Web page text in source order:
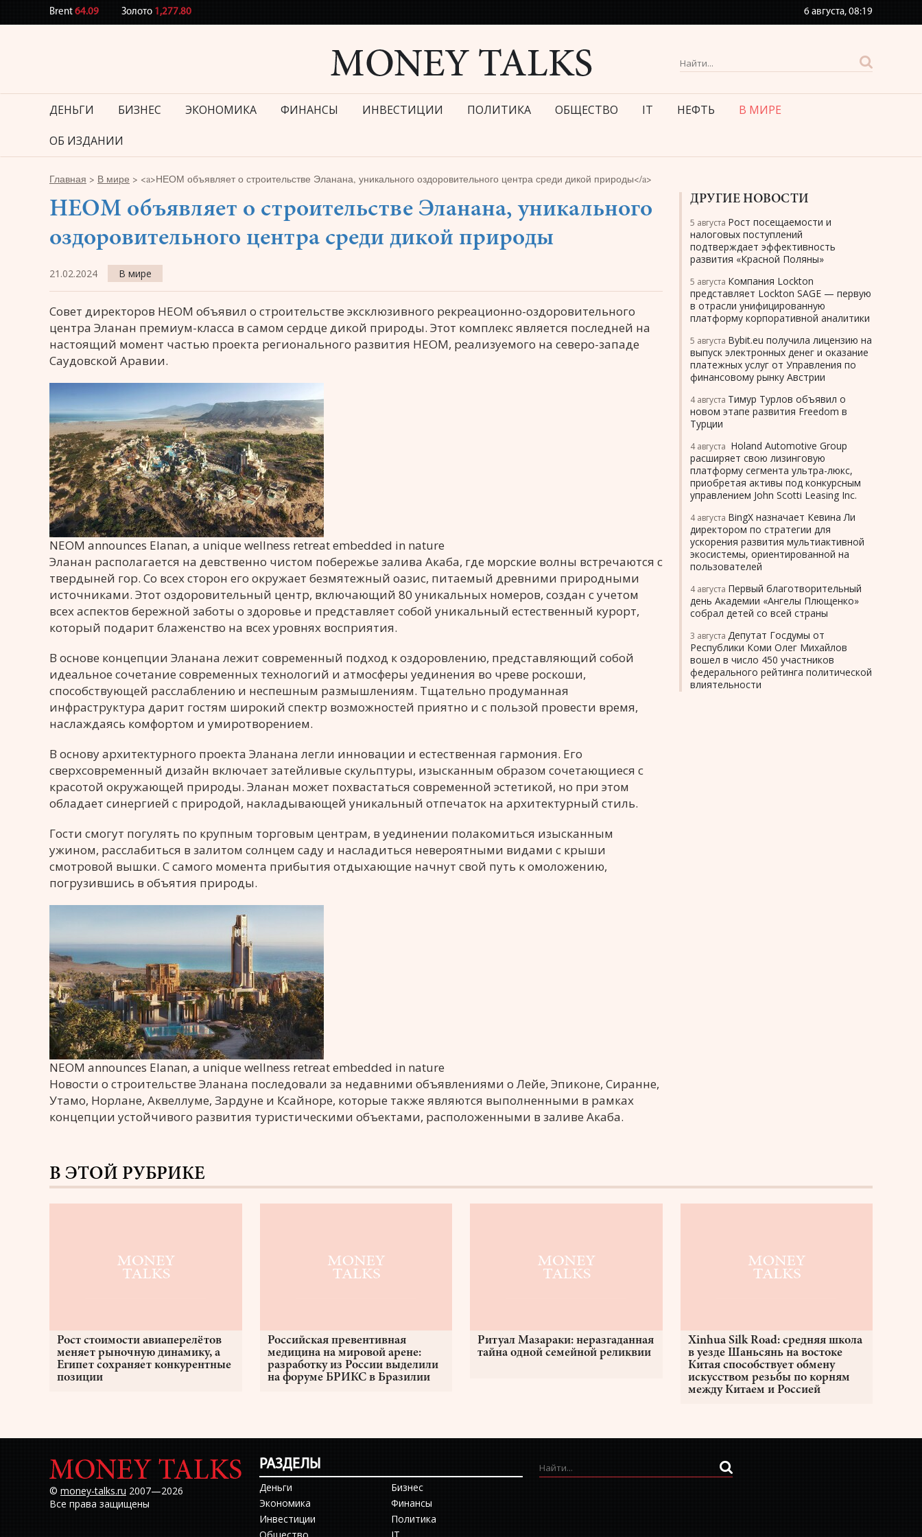
Brent64.09 Золото1,277.80 6 августа,08:19
ДЕНЬГИ БИЗНЕС ЭКОНОМИКА ФИНАНСЫ ИНВЕСТИЦИИ ПОЛИТИКА ОБЩЕСТВО IT НЕФТЬ В МИРЕ
ОБ ИЗДАНИИ
Главная > В мире > <a>НЕОМ объявляет о строительстве Эланана, уникального оздоровительного центра среди дикой природы</a>
НЕОМ объявляет о строительстве Эланана, уникального
оздоровительного центра среди дикой природы
21.02.2024 В мире
Совет директоров НЕОМ объявил о строительстве эксклюзивного рекреационно-оздоровительного
центра Эланан премиум-класса в самом сердце дикой природы. Этот комплекс является последней на
настоящий момент частью проекта регионального развития НЕОМ, реализуемого на северо-западе
Саудовской Аравии.
NEOM announces Elanan, a unique wellness retreat embedded in nature
Эланан располагается на девственно чистом побережье залива Акаба, где морские волны встречаются с
твердыней гор. Со всех сторон его окружает безмятежный оазис, питаемый древними природными
источниками. Этот оздоровительный центр, включающий 80 уникальных номеров, создан с учетом
всех аспектов бережной заботы о здоровье и представляет собой уникальный естественный курорт,
который подарит блаженство на всех уровнях восприятия.
В основе концепции Эланана лежит современный подход к оздоровлению, представляющий собой
идеальное сочетание современных технологий и атмосферы уединения во чреве роскоши,
способствующей расслаблению и неспешным размышлениям. Тщательно продуманная
инфраструктура дарит гостям широкий спектр возможностей приятно и с пользой провести время,
наслаждаясь комфортом и умиротворением.
В основу архитектурного проекта Эланана легли инновации и естественная гармония. Его
сверхсовременный дизайн включает затейливые скульптуры, изысканным образом сочетающиеся с
красотой окружающей природы. Эланан может похвастаться современной эстетикой, но при этом
обладает синергией с природой, накладывающей уникальный отпечаток на архитектурный стиль.
Гости смогут погулять по крупным торговым центрам, в уединении полакомиться изысканным
ужином, расслабиться в залитом солнцем саду и насладиться невероятными видами с крыши
смотровой вышки. С самого момента прибытия отдыхающие начнут свой путь к омоложению,
погрузившись в объятия природы.
NEOM announces Elanan, a unique wellness retreat embedded in nature
Новости о строительстве Эланана последовали за недавними объявлениями о Лейе, Эпиконе, Сиранне,
Утамо, Норлане, Аквеллуме, Зардуне и Ксайноре, которые также являются выполненными в рамках
концепции устойчивого развития туристическими объектами, расположенными в заливе Акаба.
ДРУГИЕ НОВОСТИ
5 августа Рост посещаемости и
налоговых поступлений
подтверждает эффективность
развития «Красной Поляны»
5 августа Компания Lockton
представляет Lockton SAGE — первую
в отрасли унифицированную
платформу корпоративной аналитики
5 августа Bybit.eu получила лицензию на
выпуск электронных денег и оказание
платежных услуг от Управления по
финансовому рынку Австрии
4 августа Тимур Турлов объявил о
новом этапе развития Freedom в
Турции
4 августа Holand Automotive Group
расширяет свою лизинговую
платформу сегмента ультра-люкс,
приобретая активы под конкурсным
управлением John Scotti Leasing Inc.
4 августа BingX назначает Кевина Ли
директором по стратегии для
ускорения развития мультиактивной
экосистемы, ориентированной на
пользователей
4 августа Первый благотворительный
день Академии «Ангелы Плющенко»
собрал детей со всей страны
3 августа Депутат Госдумы от
Республики Коми Олег Михайлов
вошел в число 450 участников
федерального рейтинга политической
влиятельности
В ЭТОЙ РУБРИКЕ
Рост стоимости авиаперелётов
меняет рыночную динамику, а
Египет сохраняет конкурентные
позиции
Российская превентивная
медицина на мировой арене:
разработку из России выделили
на форуме БРИКС в Бразилии
Ритуал Мазараки: неразгаданная
тайна одной семейной реликвии
Xinhua Silk Road: средняя школа
в уезде Шаньсянь на востоке
Китая способствует обмену
искусством резьбы по корням
между Китаем и Россией
©money-talks.ru2007—2026
Все права защищены
РАЗДЕЛЫ
Деньги
Бизнес
Экономика
Финансы
Инвестиции
Политика